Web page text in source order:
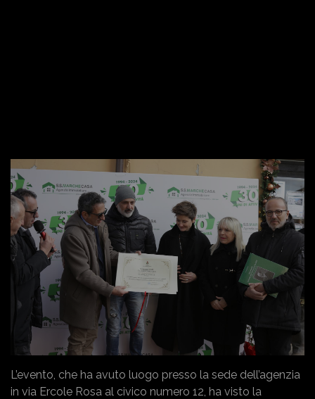
L’evento, che ha avuto luogo presso la sede dell’agenzia
in via Ercole Rosa al civico numero 12, ha visto la